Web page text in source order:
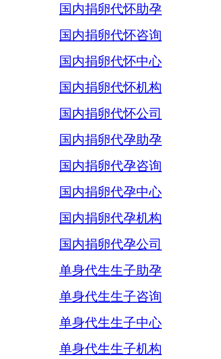
国内捐卵代怀助孕
国内捐卵代怀咨询
国内捐卵代怀中心
国内捐卵代怀机构
国内捐卵代怀公司
国内捐卵代孕助孕
国内捐卵代孕咨询
国内捐卵代孕中心
国内捐卵代孕机构
国内捐卵代孕公司
单身代生生子助孕
单身代生生子咨询
单身代生生子中心
单身代生生子机构